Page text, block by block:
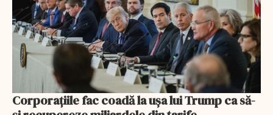
Corporațiile fac coadă la ușa lui Trump ca să-